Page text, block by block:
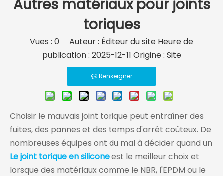
Autres matériaux pour joints
toriques
Vues : 0 Auteur : Éditeur du site Heure de
publication : 2025-12-11 Origine : Site
Renseigner
Choisir le mauvais joint torique peut entraîner des
fuites, des pannes et des temps d'arrêt coûteux. De
nombreuses équipes ont du mal à décider quand un
Le joint torique en siliconeest le meilleur choix et
lorsque des matériaux comme le NBR, l'EPDM ou le